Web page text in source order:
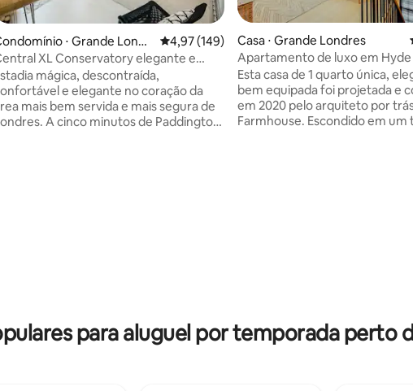
média de 5, 150 avaliações
⋅ Grande Londr
4,97 de uma avaliação média de 5, 149
4,97 (149)
XL Conservatory elegante e
em Paddington
mágica, descontraída,
e elegante no coração da
mais bem servida e mais segura de
A cinco minutos de Paddington
Casa ⋅ Grande Londres
Apartamento de luxo em Hyde
Notting Hill
Esta casa de 1 quarto única,
bem equipada foi projetada e
em 2020 pelo arquiteto por
Farmhouse. Escondido em um
para aluguel por temporada perto